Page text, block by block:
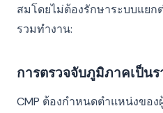
สมโดยไม่ต้องรักษาระบบแย
รวมทำงาน:
การตรวจจับภูมิภาคเป็น
CMP ต้องกำหนดตำแหน่งขอ